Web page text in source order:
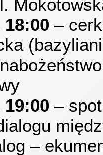
–
–
–